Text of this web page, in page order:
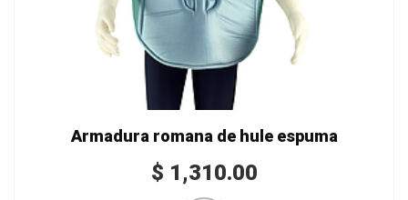
Armadura romana de hule espuma
$ 1,310.00